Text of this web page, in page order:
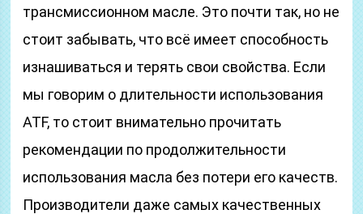
трансмиссионном масле. Это почти так, но не
стоит забывать, что всё имеет способность
изнашиваться и терять свои свойства. Если
мы говорим о длительности использования
ATF, то стоит внимательно прочитать
рекомендации по продолжительности
использования масла без потери его качеств.
Производители даже самых качественных